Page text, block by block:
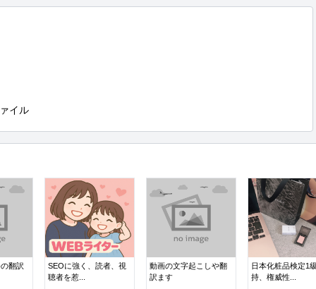
イル
翻訳
SEOに強く、読者、視
聴者を惹...
動画の文字起こしや翻
訳ます
日本化粧品検定1
持、権威性...